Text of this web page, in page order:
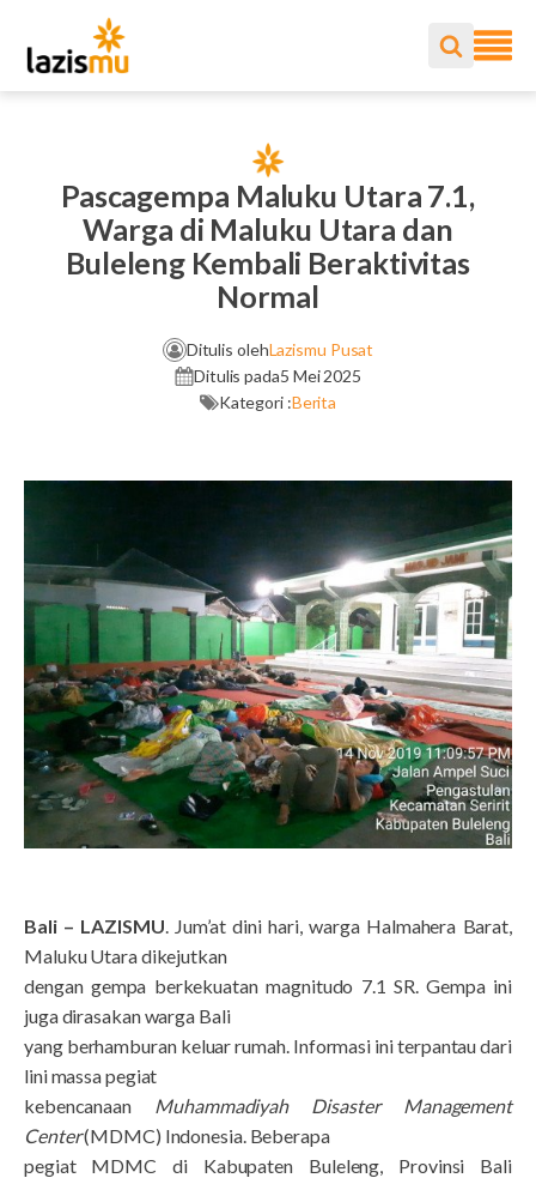
Pascagempa Maluku Utara 7.1,
Warga di Maluku Utara dan
Buleleng Kembali Beraktivitas
Normal
Ditulis olehLazismu Pusat
Ditulis pada5 Mei 2025
Kategori :Berita
Bali – LAZISMU . Jum’at dini hari, warga Halmahera Barat,
Maluku Utara dikejutkan
dengan gempa berkekuatan magnitudo 7.1 SR. Gempa ini
juga dirasakan warga Bali
yang berhamburan keluar rumah. Informasi ini terpantau dari
lini massa pegiat
kebencanaan Muhammadiyah Disaster Management
Center(MDMC) Indonesia. Beberapa
pegiat MDMC di Kabupaten Buleleng, Provinsi Bali